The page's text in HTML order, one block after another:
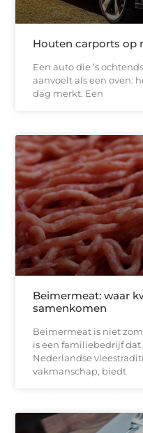
Houten carports op
Een auto die ’s
aanvoelt als een oven:
dag merkt. Een
Beimermeat: waar
samenkomen
Beimermeat is niet
is een familiebedrijf
Nederlandse
vakmanschap, biedt